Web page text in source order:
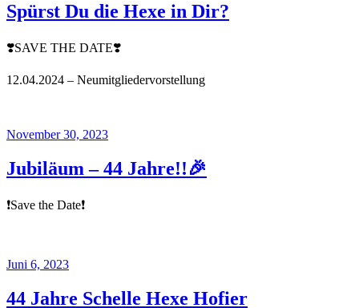
Spürst Du die Hexe in Dir?
❣️SAVE THE DATE❣️
12.04.2024 – Neumitgliedervorstellung
Veröffentlicht
November 30, 2023
Jubiläum – 44 Jahre!!🎉
❗️Save the Date❗️
Veröffentlicht
Juni 6, 2023
44 Jahre Schelle Hexe Hofier